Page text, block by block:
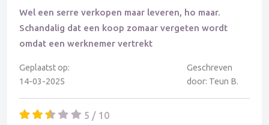
Wel een serre verkopen maar leveren, ho maar.
Schandalig dat een koop zomaar vergeten wordt
omdat een werknemer vertrekt
Geplaatst op:
14-03-2025
Geschreven
door: Teun B.
5 / 10